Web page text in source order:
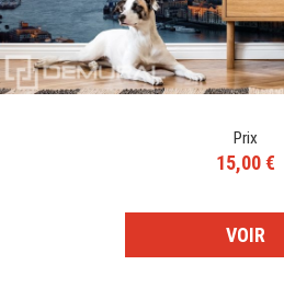
Prix
15,00 €
VOIR